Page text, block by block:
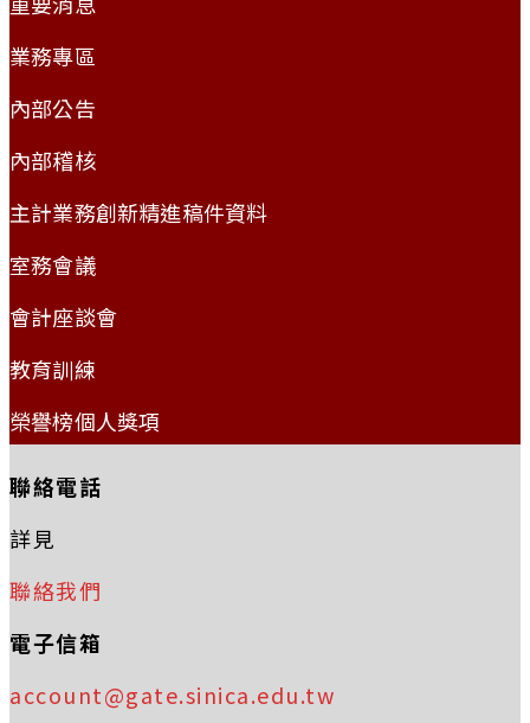
業務專區
內部公告
內部稽核
主計業務創新精進稿件資料
室務會議
會計座談會
教育訓練
榮譽榜個人獎項
聯絡電話
詳見
聯絡我們
電子信箱
account@gate.sinica.edu.tw